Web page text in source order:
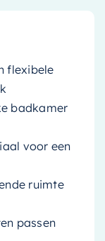
flexibele
badkamer
voor een
ruimte
passen